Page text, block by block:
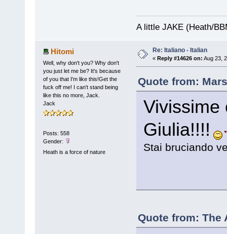
A little JAKE (Heath/
Hitomi
Well, why don't you? Why don't
you just let me be? It's because
of you that I'm like this!Get the
fuck off me! I can't stand being
like this no more, Jack.
Jack
Posts: 558
Gender:
Heath is a force of nature
Re: Italiano - Italian
« Reply #14626 on: Aug 23,
Quote from:
Vivissime
Giulia!!!!
Stai bruciando
Quote from: The